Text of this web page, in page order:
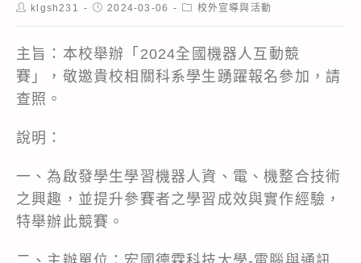
Postklgsh231
Post2024-03-06
Post校外宣導與活動
主旨：本校舉辦「2024全國機器人互動競
賽」，敬邀貴校相關科系學生踴躍報名參加，請
查照。
說明：
一、為啟發學生學習機器人資、電、機整合技術
之興趣，並提升參賽者之學習成效與實作經驗，
特舉辦此競賽。